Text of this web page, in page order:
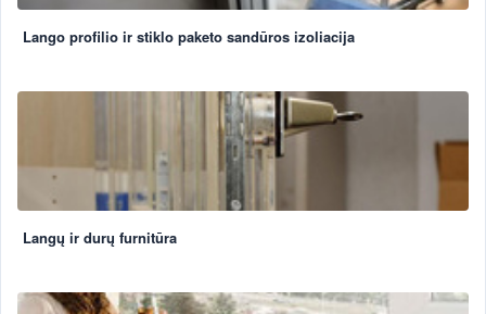
Lango profilio ir stiklo paketo sandūros izoliacija
Langų ir durų furnitūra